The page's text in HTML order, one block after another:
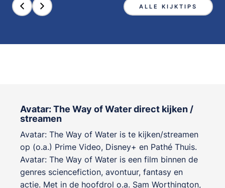
ALLE KIJKTIPS
Avatar: The Way of Water direct kijken /
streamen
Avatar: The Way of Water is te kijken/streamen
op (o.a.) Prime Video, Disney+ en Pathé Thuis.
Avatar: The Way of Water is een film binnen de
genres sciencefiction, avontuur, fantasy en
actie. Met in de hoofdrol o.a. Sam Worthington,